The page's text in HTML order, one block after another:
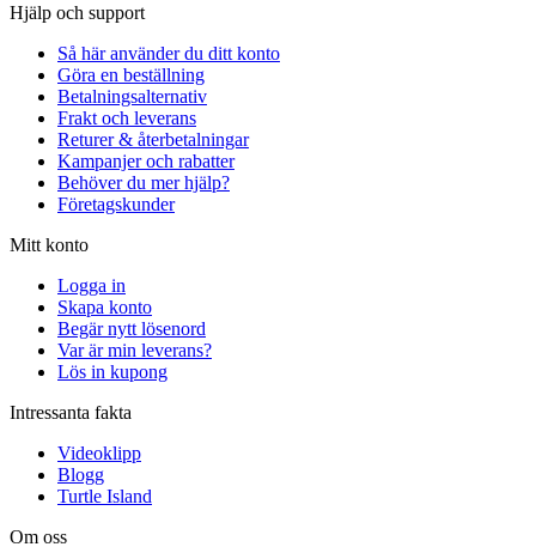
Hjälp och support
Så här använder du ditt konto
Göra en beställning
Betalningsalternativ
Frakt och leverans
Returer & återbetalningar
Kampanjer och rabatter
Behöver du mer hjälp?
Företagskunder
Mitt konto
Logga in
Skapa konto
Begär nytt lösenord
Var är min leverans?
Lös in kupong
Intressanta fakta
Videoklipp
Blogg
Turtle Island
Om oss